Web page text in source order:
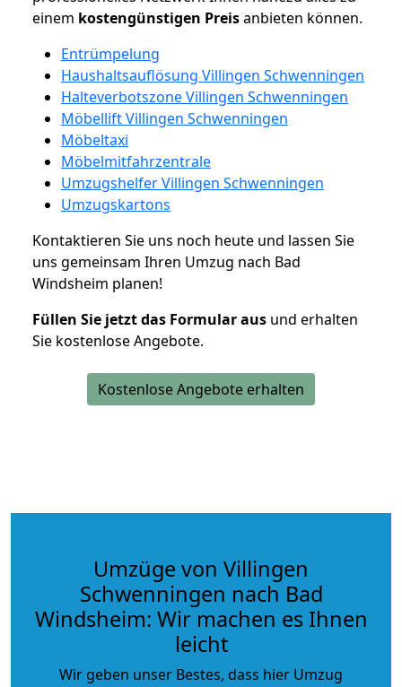
einem kostengünstigen Preisanbieten können.
Entrümpelung
Haushaltsauflösung Villingen Schwenningen
Halteverbotszone Villingen Schwenningen
Möbellift Villingen Schwenningen
Möbeltaxi
Möbelmitfahrzentrale
Umzugshelfer Villingen Schwenningen
Umzugskartons
Kontaktieren Sie uns noch heute und lassen Sie
uns gemeinsam Ihren Umzug nach Bad
Windsheim planen!
Füllen Sie jetzt das Formular aus und erhalten
Sie kostenlose Angebote.
Kostenlose Angebote erhalten
Umzüge von Villingen
Schwenningen nach Bad
Windsheim: Wir machen es Ihnen
leicht
Wir geben unser Bestes, dass hier Umzug